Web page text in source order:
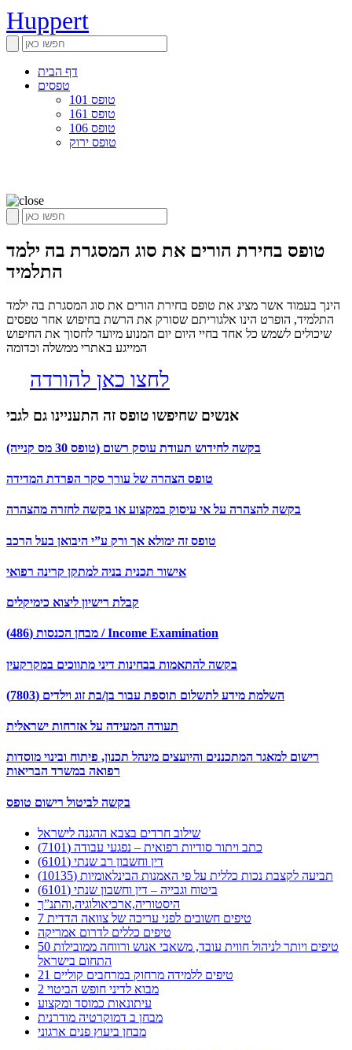
Huppert
דף הבית
טפסים
טופס 101
טופס 161
טופס 106
טופס ירוק
טופס בחירת הורים את סוג המסגרת בה ילמד
התלמיד
הינך בעמוד אשר מציג את טופס בחירת הורים את סוג המסגרת בה ילמד
התלמיד, הופרט הינו אלגוריתם שסורק את הרשת בחיפוש אחר טפסים
שיכולים לשמש כל אחד בחיי היום יום המנוע מיועד לחסוך את החיפוש
המייגע באתרי ממשלה וכדומה
לחצו כאן להורדה
אנשים שחיפשו טופס זה התעניינו גם לגבי
בקשה לחידוש תעודת עוסק רשום (טופס 30 מס קנייה)
טופס הצהרה של עורך סקר הפרדת המדידה
בקשה להצהרה על אי עיסוק במקצוע או בקשה לחזרה מהצהרה
טופס זה ימולא אך ורק ע”י היבואן בעל הרכב
אישור תכנית בניה למתקן קרינה רפואי
קבלת רישיון ליצוא כימיקלים
מבחן הכנסות (486) / Income Examination
בקשה להתאמות בבחינות דיני מתווכים במקרקעין
השלמת מידע לתשלום תוספת עבור בן/בת זוג וילדים (7803)
תעודה המעידה על אזרחות ישראלית
רישום למאגר המתכננים והיועצים מינהל תכנון, פיתוח ובינוי מוסדות
רפואה במשרד הבריאות
בקשה לביטול רישום טופס
שילוב חרדים בצבא ההגנה לישראל
כתב ויתור סודיות רפואית – נפגעי עבודה (7101)
דין וחשבון רב שנתי (6101)
תביעה לקצבת נכות כללית על פי האמנות הבינלאומיות (10135)
ביטוח וגבייה – דין וחשבון שנתי (6101)
היסטוריה,ארכיאולוגיה,והתנ”ך
7 טיפים חשובים לפני עריכה של צוואה הדדית
טיפים כללים לדרום אמריקה
50 טיפים ויותר לניהול חווית עובד, משאבי אנוש ורווחה ממובילות
התחום בישראל
21 טיפים ללמידה מרחוק במרחבים קוליים
מבוא לדיני חופש הביטוי 2
עיתונאות כמוסד ומקצוע
מבחן ב דמוקרטיה מודרנית
מבחן ביעוץ פנים ארגוני